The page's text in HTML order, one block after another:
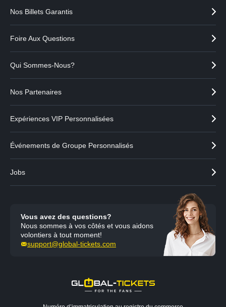
Nos Billets Garantis
Foire Aux Questions
Qui Sommes-Nous?
Nos Partenaires
Expériences VIP Personnalisées
Événements de Groupe Personnalisés
Jobs
Vous avez des questions?
Nous sommes à vos côtés et vous aidons
volontiers à tout moment!
support@global-tickets.com